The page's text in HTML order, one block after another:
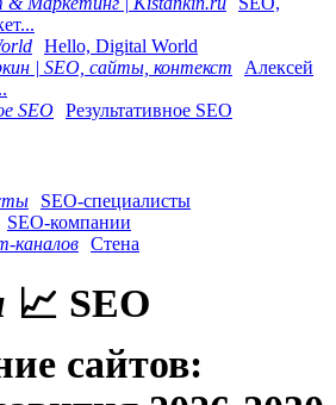
Hello, Digital World
Алексей
Результативное SEO
SEO-специалисты
SEO-компании
Стена
📈 SEO
сайтов: